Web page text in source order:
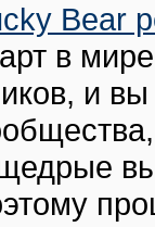
Bear
в
и